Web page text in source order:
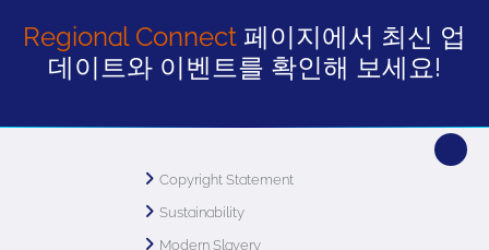
Regional Connect 페이지에서 최신 업
데이트와 이벤트를 확인해 보세요!
Copyright Statement
Sustainability
Modern Slavery